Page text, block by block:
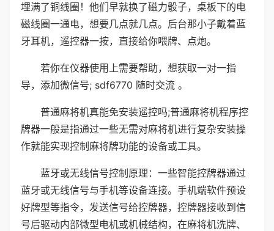
埋满了铜线圈！他们早就换了磁力骰子，桌板下的电
磁线圈一通电，想要几点就几点。后台那小子戴着蓝
牙耳机，遥控器一按，直接给你喂牌、点炮。
若你在仪器使用上需要帮助，想获取一对一指
导，添加微信号; sdf6770 随时交流 。
普通麻将机真能免安装遥控吗;普通麻将机程序控
牌器一般是指通过一些无需对麻将机进行复杂安装操
作就能实现控制麻将牌功能的设备或工具。
蓝牙或无线信号控制原理：一些智能控牌器通过
蓝牙或无线信号与手机等设备连接。手机端软件预设
好牌型等指令，发送信号给控牌器，控牌器接收到信
号后驱动内部微型电机或机械结构，在麻将机洗牌、